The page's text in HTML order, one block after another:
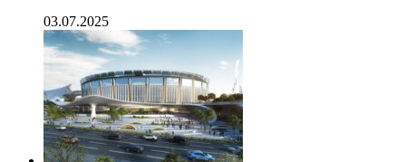
03.07.2025